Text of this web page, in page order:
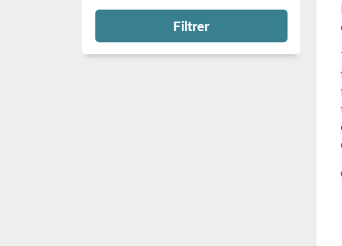
Filtrer